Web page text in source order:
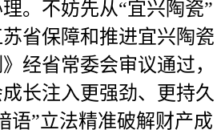
。不妨先从“宜兴陶瓷”
省保障和推进宜兴陶瓷
经省常委会审议通过，
长注入更强劲、更持久
语”立法精准破解财产成